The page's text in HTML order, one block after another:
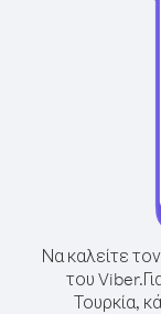
Να καλείτε
του Viber.
Τουρκία,